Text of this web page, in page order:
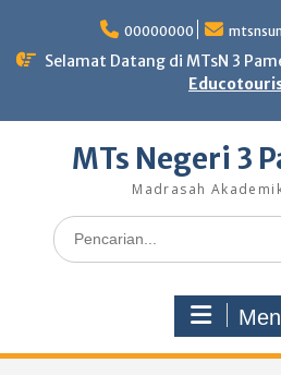
content
00000000
Selamat Datang di MTsN 3
MTs Negeri 3
Madrasah
Search
for: